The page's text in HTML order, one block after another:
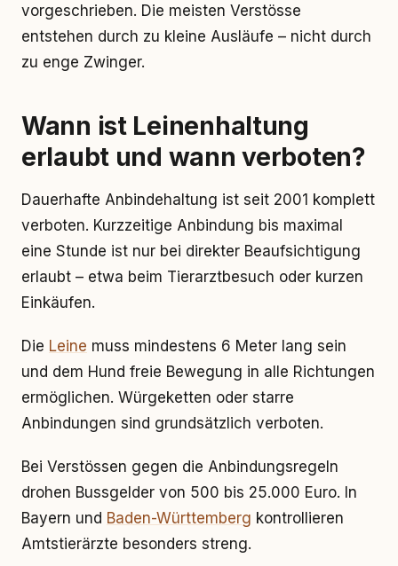
vorgeschrieben. Die meisten Verstösse
entstehen durch zu kleine Ausläufe – nicht durch
zu enge Zwinger.
Wann ist Leinenhaltung
erlaubt und wann verboten?
Dauerhafte Anbindehaltung ist seit 2001 komplett
verboten. Kurzzeitige Anbindung bis maximal
eine Stunde ist nur bei direkter Beaufsichtigung
erlaubt – etwa beim Tierarztbesuch oder kurzen
Einkäufen.
Die Leine muss mindestens 6 Meter lang sein
und dem Hund freie Bewegung in alle Richtungen
ermöglichen. Würgeketten oder starre
Anbindungen sind grundsätzlich verboten.
Bei Verstössen gegen die Anbindungsregeln
drohen Bussgelder von 500 bis 25.000 Euro. In
Bayern und Baden-Württemberg kontrollieren
Amtstierärzte besonders streng.